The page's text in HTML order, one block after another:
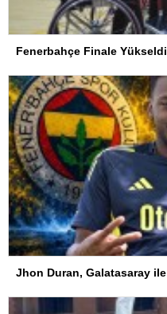
Fenerbahçe Finale Yükseldi